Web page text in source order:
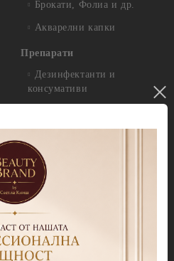
Брокати, Фолиа и др.
Акварелни капки
Препарати
Дезинфектанти и
консумативи
лепкав слой
Праймери
Други течности
Грижа за нокти и кожа
Продукти за педикюр Callux